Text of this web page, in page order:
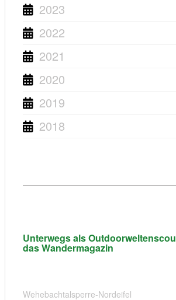
2023
2022
2021
2020
2019
2018
Unterwegs als
das Wandermagazin
Wehebachtalsperre-Nordeifel